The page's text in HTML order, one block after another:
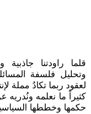
قلما راودتنا جاذبية
وتحليل فلسفة
لعقود ربما تكادُ مملة
كثيراً ما نعلمه
حكمها وخططها